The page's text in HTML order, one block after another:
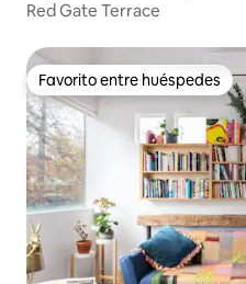
Red Gate Terrace
Favorito entre huéspedes
Favorito entre huéspedes